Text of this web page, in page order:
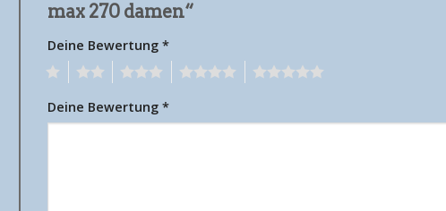
max 270 damen“
Deine Bewertung *
Deine Bewertung *